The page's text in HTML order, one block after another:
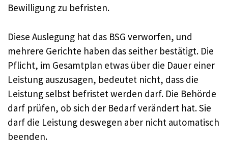
Bewilligung zu befristen.
Diese Auslegung hat das BSG verworfen, und
mehrere Gerichte haben das seither bestätigt. Die
Pflicht, im Gesamtplan etwas über die Dauer einer
Leistung auszusagen, bedeutet nicht, dass die
Leistung selbst befristet werden darf. Die Behörde
darf prüfen, ob sich der Bedarf verändert hat. Sie
darf die Leistung deswegen aber nicht automatisch
beenden.